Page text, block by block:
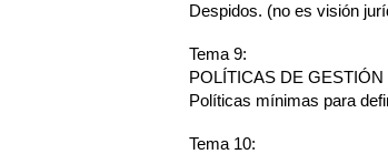
Despidos. (no es visión
Tema 9:
POLÍTICAS DE
Políticas mínimas para
Tema 10: